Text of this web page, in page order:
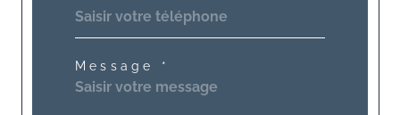
Message *